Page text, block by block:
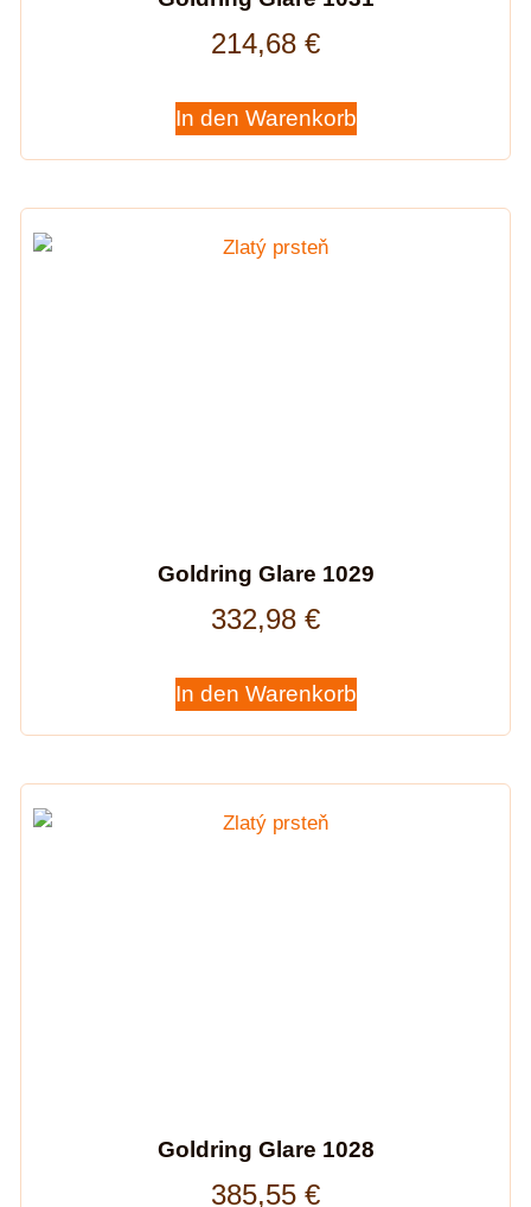
214,68 €
In den Warenkorb
Goldring Glare 1029
332,98 €
In den Warenkorb
Goldring Glare 1028
385,55 €